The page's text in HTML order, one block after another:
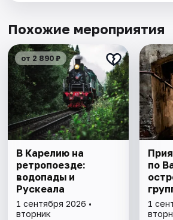
Похожие мероприятия
от 2 890 ₽
В Карелию на
ретропоезде:
водопады и
Рускеала
1 сентября 2026 •
вторник
по
1